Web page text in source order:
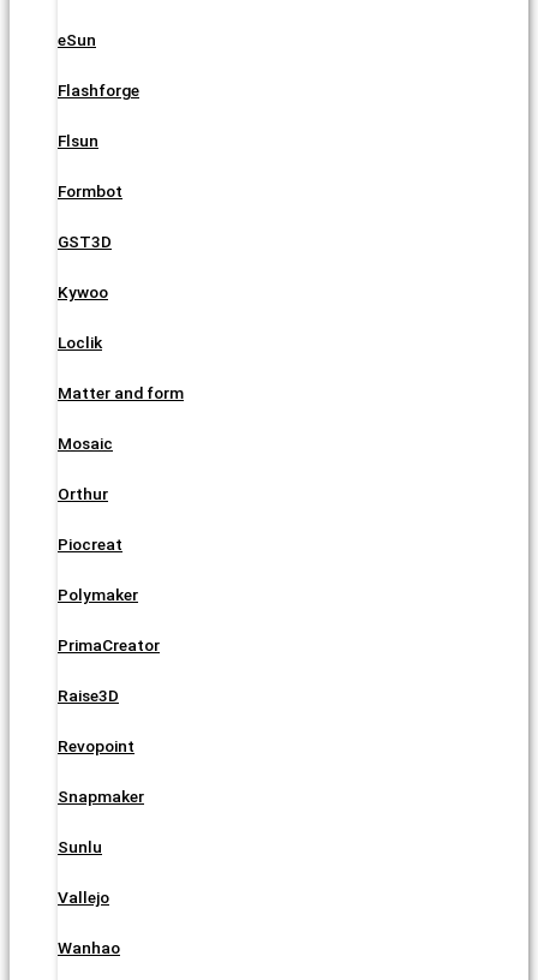
eSun
Flashforge
Flsun
Formbot
GST3D
Kywoo
Loclik
Matter and form
Mosaic
Orthur
Piocreat
Polymaker
PrimaCreator
Raise3D
Revopoint
Snapmaker
Sunlu
Vallejo
Wanhao